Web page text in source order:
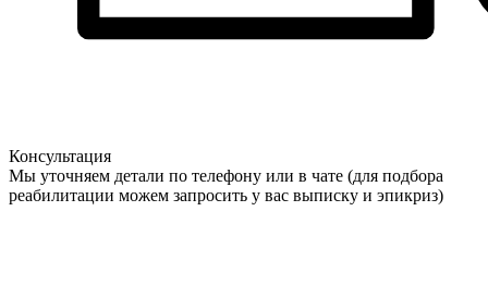
Консультация
Мы уточняем детали по телефону или в чате (для подбора
реабилитации можем запросить у вас выписку и эпикриз)